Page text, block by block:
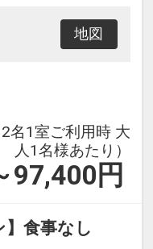
地図
2名1室ご利用時 大
人1名様あたり）
97,400 円
】食事なし